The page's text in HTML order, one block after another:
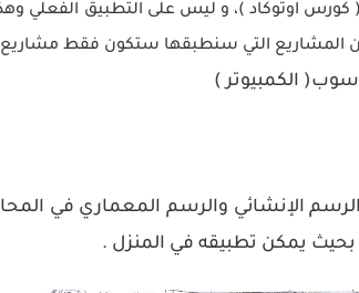
( كورس اوتوكاد )، و ليس على التطبيق الفعلي
المشاريع التي سنطبقها ستكون فقط مشاريع
الكمبيوتر )
الإنشائي والرسم المعماري في
يمكن تطبيقه في المنزل .